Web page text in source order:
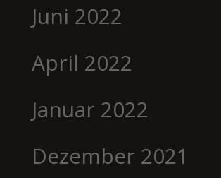
Juni 2022
April 2022
Januar 2022
Dezember 2021